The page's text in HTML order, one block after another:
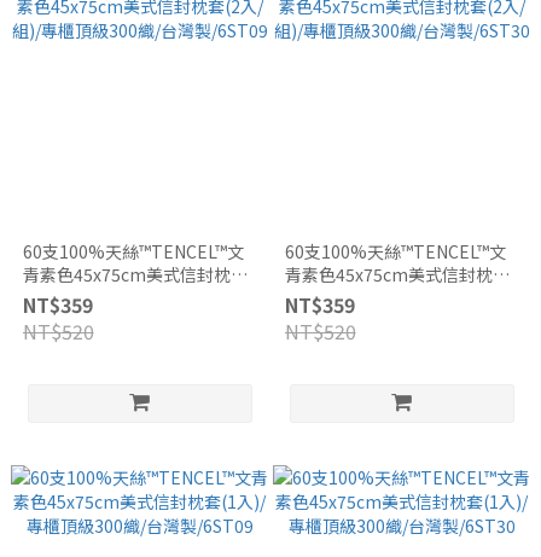
60支100%天絲™TENCEL™文
青素色45x75cm美式信封枕套
(2入/組)/專櫃頂級300織/台灣
製/6ST09
NT$359
NT$520
60支100%天絲™TENCEL™文
青素色45x75cm美式信封枕套
(2入/組)/專櫃頂級300織/台灣
製/6ST30
NT$359
NT$520